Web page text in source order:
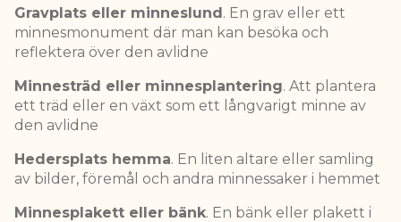
Gravplats eller minneslund. En grav eller ett
minnesmonument där man kan besöka och
reflektera över den avlidne
Minnesträd eller minnesplantering. Att plantera
ett träd eller en växt som ett långvarigt minne av
den avlidne
Hedersplats hemma. En liten altare eller samling
av bilder, föremål och andra minnessaker i hemmet
Minnesplakett eller bänk. En bänk eller plakett i